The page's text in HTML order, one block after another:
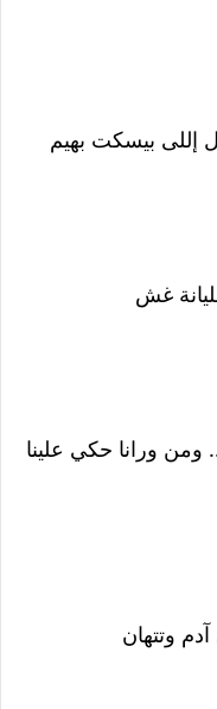
إللى بيسكت بهيم
غش
ومن ورانا حكي علينا
وتتهان